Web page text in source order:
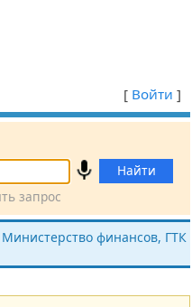
[ Войти ]
(САЗ)
запрос
финансов, ГТК